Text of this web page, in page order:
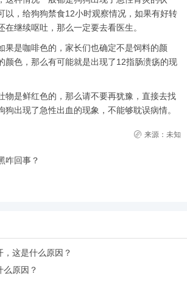
以，给狗狗禁食12小时观察情况，如果有好转
在继续呕吐，那么一定要去看医生。
果是咖啡色的，家长们也确定不是饲料的颜
颜色，那么有可能就是出现了12指肠溃疡的现
物是鲜红色的，那么请不要再犹豫，直接去找
狗出现了急性出血的现象，不能够耽误病情。
来源：未知
咋回事？
这是什么原因？
么原因？